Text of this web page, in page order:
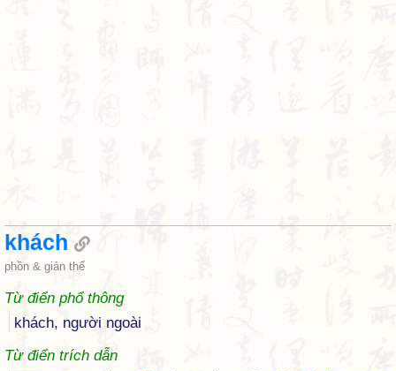
khách
phồn & giản thể
Từ điển phổ thông
khách, người ngoài
Từ điển trích dẫn